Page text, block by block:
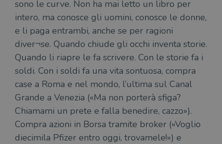
sono le curve. Non ha mai letto un libro per
intero, ma conosce gli uomini, conosce le donne,
e li paga entrambi, anche se per ragioni
diver¬se. Quando chiude gli occhi inventa storie.
Quando li riapre le fa scrivere. Con le storie fa i
soldi. Con i soldi fa una vita sontuosa, compra
case a Roma e nel mondo, l’ultima sul Canal
Grande a Venezia («Ma non porterà sfiga?
Chiamami un prete e falla benedire, cazzo»).
Compra azioni in Borsa tramite broker («Voglio
diecimila Pfizer entro oggi, trovamele!») e